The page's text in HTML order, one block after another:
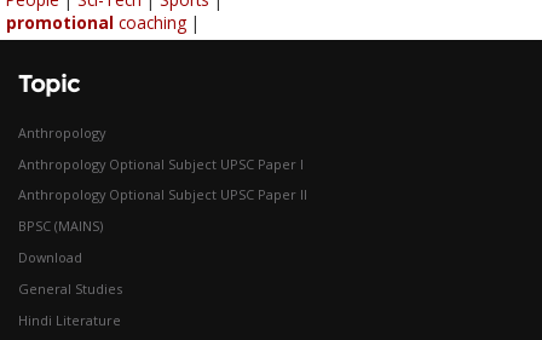
promotional coaching |
Topic
Anthropology
Anthropology Optional Subject UPSC Paper I
Anthropology Optional Subject UPSC Paper II
BPSC (MAINS)
Download
General Studies
Hindi Literature